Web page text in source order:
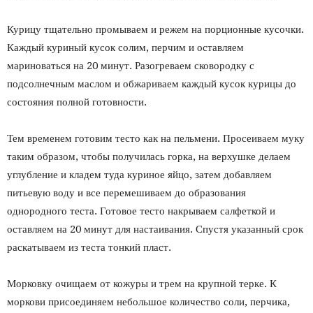
Курицу тщательно промываем и режем на порционные кусочки.
Каждый куриный кусок солим, перчим и оставляем
мариноваться на 20 минут. Разогреваем сковородку с
подсолнечным маслом и обжариваем каждый кусок курицы до
состояния полной готовности.
Тем временем готовим тесто как на пельмени. Просеиваем муку
таким образом, чтобы получилась горка, на верхушке делаем
углубление и кладем туда куриное яйцо, затем добавляем
питьевую воду и все перемешиваем до образования
однородного теста. Готовое тесто накрываем салфеткой и
оставляем на 20 минут для настаивания. Спустя указанный срок
раскатываем из теста тонкий пласт.
Морковку очищаем от кожуры и трем на крупной терке. К
моркови присоединяем небольшое количество соли, перчика,